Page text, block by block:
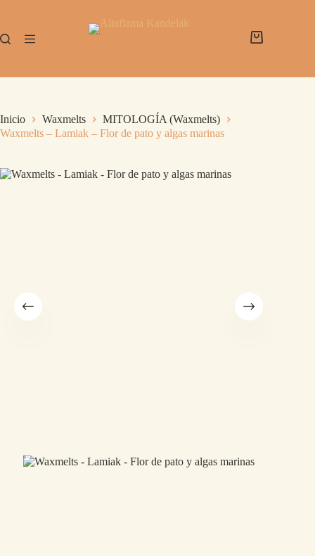
Inicio Waxmelts
MITOLOGÍA (Waxmelts)
Waxmelts – Lamiak – Flor de pato y algas marinas